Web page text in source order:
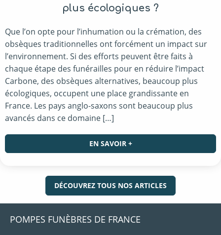
plus écologiques ?
Que l’on opte pour l’inhumation ou la crémation, des
obsèques traditionnelles ont forcément un impact sur
l’environnement. Si des efforts peuvent être faits à
chaque étape des funérailles pour en réduire l’impact
Carbone, des obsèques alternatives, beaucoup plus
écologiques, occupent une place grandissante en
France. Les pays anglo-saxons sont beaucoup plus
avancés dans ce domaine […]
EN SAVOIR +
DÉCOUVREZ TOUS NOS ARTICLES
POMPES FUNÈBRES DE FRANCE